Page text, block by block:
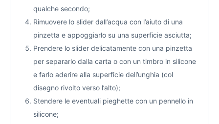
qualche secondo;
Rimuovere lo slider dall’acqua con l’aiuto di una
pinzetta e appoggiarlo su una superficie asciutta;
Prendere lo slider delicatamente con una pinzetta
per separarlo dalla carta o con un timbro in silicone
e farlo aderire alla superficie dell’unghia (col
disegno rivolto verso l’alto);
Stendere le eventuali pieghette con un pennello in
silicone;